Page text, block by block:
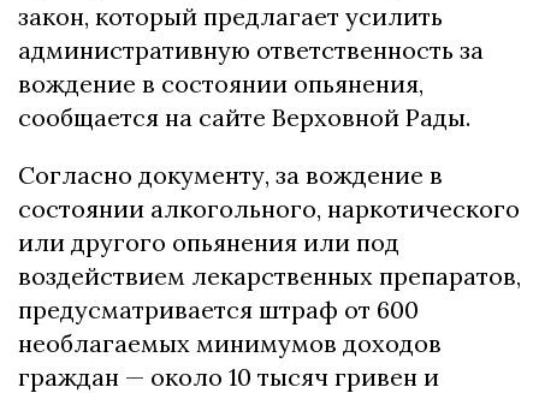
закон, который предлагает усилить
административную ответственность за
вождение в состоянии опьянения,
сообщается на сайте Верховной Рады.
Согласно документу, за вождение в
состоянии алкогольного, наркотического
или другого опьянения или под
воздействием лекарственных препаратов,
предусматривается штраф от 600
необлагаемых минимумов доходов
граждан — около 10 тысяч гривен и